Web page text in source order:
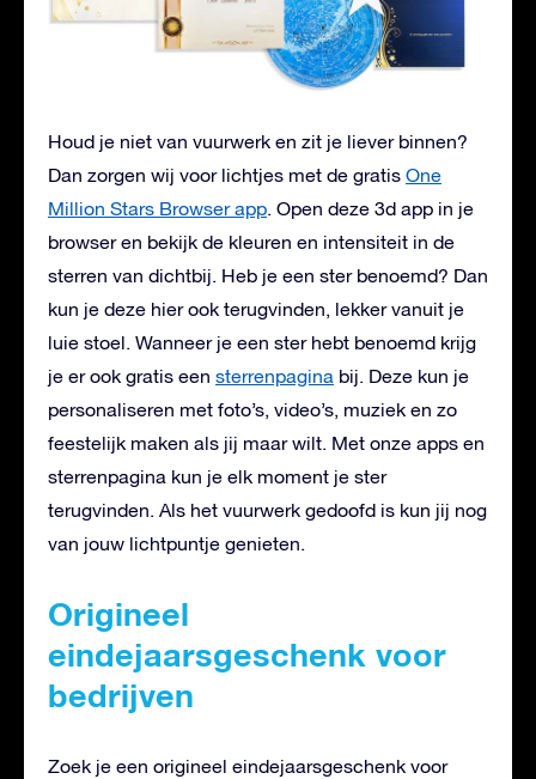
Houd je niet van vuurwerk en zit je liever binnen?
Dan zorgen wij voor lichtjes met de gratis One
Million Stars Browser app. Open deze 3d app in je
browser en bekijk de kleuren en intensiteit in de
sterren van dichtbij. Heb je een ster benoemd? Dan
kun je deze hier ook terugvinden, lekker vanuit je
luie stoel. Wanneer je een ster hebt benoemd krijg
je er ook gratis een sterrenpagina bij. Deze kun je
personaliseren met foto’s, video’s, muziek en zo
feestelijk maken als jij maar wilt. Met onze apps en
sterrenpagina kun je elk moment je ster
terugvinden. Als het vuurwerk gedoofd is kun jij nog
van jouw lichtpuntje genieten.
Origineel
eindejaarsgeschenk voor
bedrijven
Zoek je een origineel eindejaarsgeschenk voor